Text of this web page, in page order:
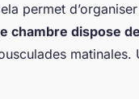
permet
chambre dispose
matinales.